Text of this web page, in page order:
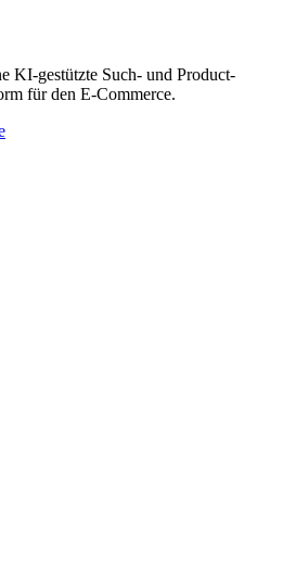
KI-gestützte Such- und Product-
für den E-Commerce.